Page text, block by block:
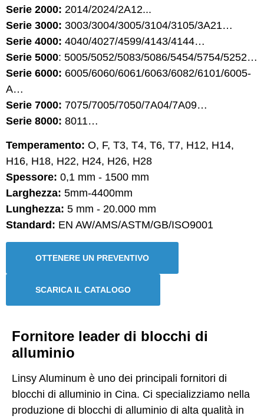
Serie 2000: 2014/2024/2A12...
Serie 3000: 3003/3004/3005/3104/3105/3A21…
Serie 4000: 4040/4027/4599/4143/4144…
Serie 5000: 5005/5052/5083/5086/5454/5754/5252…
Serie 6000: 6005/6060/6061/6063/6082/6101/6005-
A…
Serie 7000: 7075/7005/7050/7A04/7A09…
Serie 8000: 8011…
Temperamento: O, F, T3, T4, T6, T7, H12, H14,
H16, H18, H22, H24, H26, H28
Spessore: 0,1 mm - 1500 mm
Larghezza: 5mm-4400mm
Lunghezza: 5 mm - 20.000 mm
Standard: EN AW/AMS/ASTM/GB/ISO9001
OTTENERE UN PREVENTIVO
SCARICA IL CATALOGO
Fornitore leader di blocchi di
alluminio
Linsy Aluminum è uno dei principali fornitori di
blocchi di alluminio in Cina. Ci specializziamo nella
produzione di blocchi di alluminio di alta qualità in